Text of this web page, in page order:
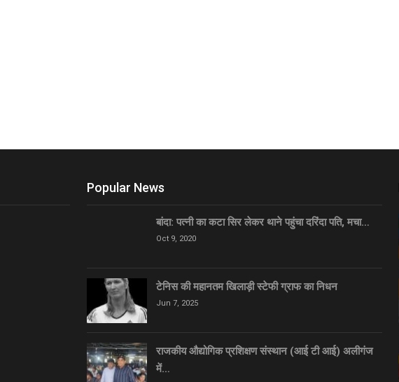
Popular News
बांदा: पत्नी का कटा सिर लेकर थाने पहुंचा दरिंदा पति, मचा…
Oct 9, 2020
टेनिस की महानतम खिलाड़ी स्टेफी ग्राफ का निधन
Jun 7, 2025
राजकीय औद्योगिक प्रशिक्षण संस्थान (आई टी आई) अलीगंज
में…